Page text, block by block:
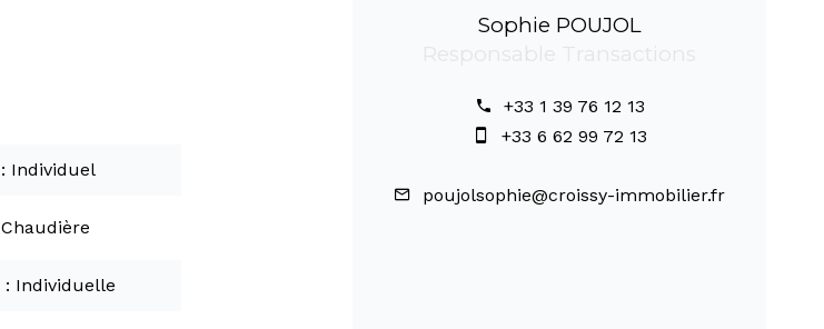
Individuel
Chaudière
Individuelle
Sophie POUJOL
+33 1 39 76 12 13
+33 6 62 99 72 13
poujolsophie@croissy-immobilier.fr